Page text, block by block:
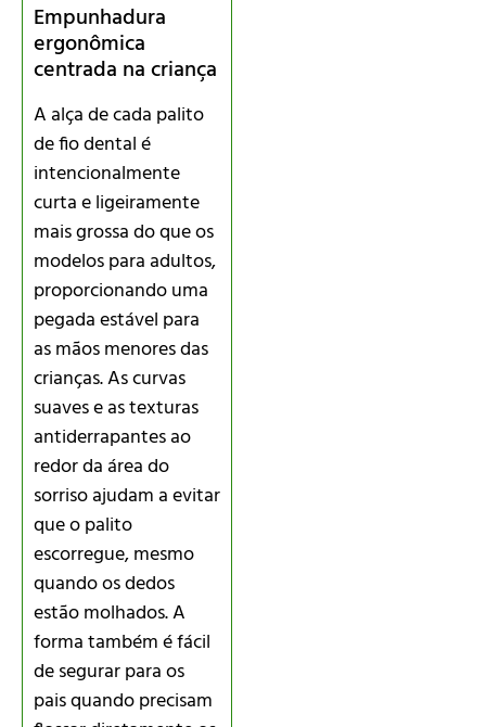
Empunhadura
ergonômica
centrada na criança
A alça de cada palito
de fio dental é
intencionalmente
curta e ligeiramente
mais grossa do que os
modelos para adultos,
proporcionando uma
pegada estável para
as mãos menores das
crianças. As curvas
suaves e as texturas
antiderrapantes ao
redor da área do
sorriso ajudam a evitar
que o palito
escorregue, mesmo
quando os dedos
estão molhados. A
forma também é fácil
de segurar para os
pais quando precisam